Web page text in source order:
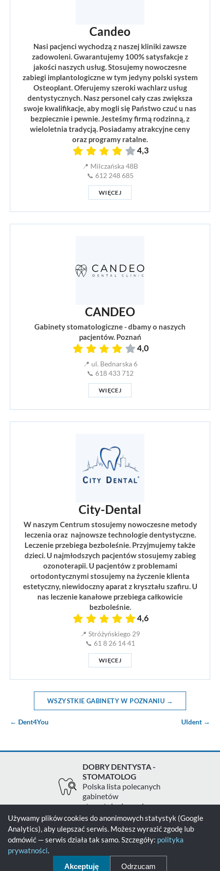
Candeo
Nasi pacjenci wychodzą z naszej kliniki zawsze
zadowoleni. Gwarantujemy 100% satysfakcje z
jakości naszych usług. Stosujemy nowoczesne
zabiegi implantologiczne w tym jedyny polski system
Osteoplant. Oferujemy szeroki wachlarz usług
dentystycznych. Nasz personel cały czas zwiększa
swoje kwalifikacje, aby mogli się Państwo czuć u nas
bezpiecznie i pewnie. Jesteśmy firmą rodzinną, z
wieloletnia tradycją. Posiadamy atrakcyjne ceny
oraz programy ratalne.
4,3
📍 Milczańska 48B
📞 612 248 685
WIĘCEJ
CANDEO
Gabinety stomatologiczne - dbamy o naszych
pacjentów. Poznań
4,0
📍 ul. Bednarska 6
📞 618 433 712
WIĘCEJ
City-Dental
W naszym Centrum stosujemy nowoczesne metody
leczenia oraz najnowsze technologie dentystyczne.
Leczenie przebiega bezboleśnie. Przyjmujemy także
dzieci. U najmłodszych pacjentów stosujemy zabieg
ozonoterapii. U pacjentów z problemami
ortodontycznymi stosujemy na życzenie klienta
estetyczny, niewidoczny aparat z kryształu szafiru. U
nas leczenie kanałowe przebiega całkowicie
bezboleśnie.
4,6
📍 Stróżyńskiego 29
📞 61 8 26 14 41
WIĘCEJ
WSZYSTKIE GABINETY W POZNANIU →
← Dent4You Uldent →
DOBRY DENTYSTA -
STOMATOLOG
Polska lista polecanych
gabinetów
stomatologicznych
Zgłoś gabinet Kontakt
Polityka prywatności
Polityka cookies
Używamy plików cookies do anonimowych statystyk (Google
Analytics), aby ulepszać serwis. Możesz wyrazić zgodę lub
odmówić — serwis działa tak samo. Szczegóły: polityka
prywatności.
Akceptuję Odrzucam